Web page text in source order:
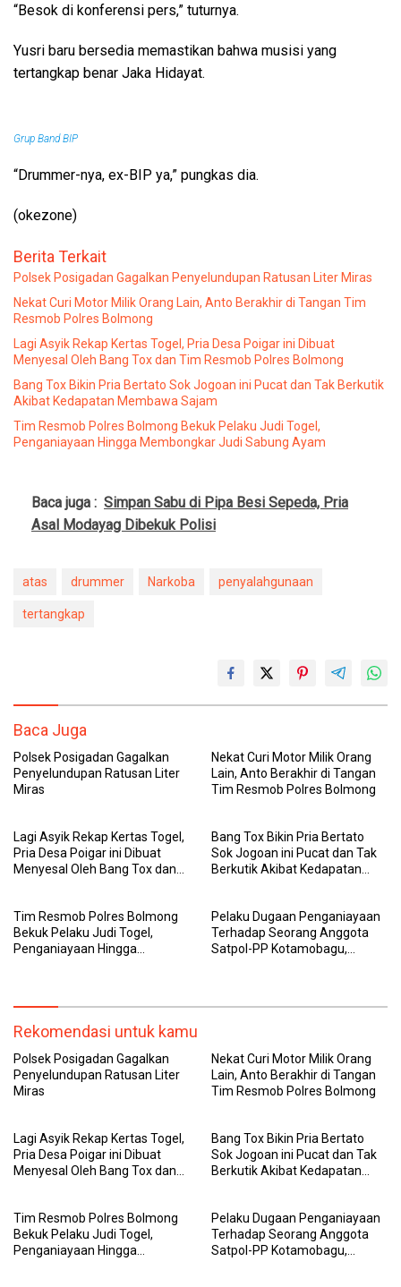
“Besok di konferensi pers,” tuturnya.
Yusri baru bersedia memastikan bahwa musisi yang
tertangkap benar Jaka Hidayat.
Grup Band BIP
“Drummer-nya, ex-BIP ya,” pungkas dia.
(okezone)
Berita Terkait
Polsek Posigadan Gagalkan Penyelundupan Ratusan Liter Miras
Nekat Curi Motor Milik Orang Lain, Anto Berakhir di Tangan Tim
Resmob Polres Bolmong
Lagi Asyik Rekap Kertas Togel, Pria Desa Poigar ini Dibuat
Menyesal Oleh Bang Tox dan Tim Resmob Polres Bolmong
Bang Tox Bikin Pria Bertato Sok Jogoan ini Pucat dan Tak Berkutik
Akibat Kedapatan Membawa Sajam
Tim Resmob Polres Bolmong Bekuk Pelaku Judi Togel,
Penganiayaan Hingga Membongkar Judi Sabung Ayam
Baca juga : Simpan Sabu di Pipa Besi Sepeda, Pria
Asal Modayag Dibekuk Polisi
atas drummer Narkoba penyalahgunaan
tertangkap
Baca Juga
Polsek Posigadan Gagalkan
Penyelundupan Ratusan Liter
Miras
Nekat Curi Motor Milik Orang
Lain, Anto Berakhir di Tangan
Tim Resmob Polres Bolmong
Lagi Asyik Rekap Kertas Togel,
Pria Desa Poigar ini Dibuat
Menyesal Oleh Bang Tox dan
Bang Tox Bikin Pria Bertato
Sok Jogoan ini Pucat dan Tak
Berkutik Akibat Kedapatan
Tim Resmob Polres Bolmong
Bekuk Pelaku Judi Togel,
Penganiayaan Hingga
Pelaku Dugaan Penganiayaan
Terhadap Seorang Anggota
Satpol-PP Kotamobagu,
Rekomendasi untuk kamu
Polsek Posigadan Gagalkan
Penyelundupan Ratusan Liter
Miras
Nekat Curi Motor Milik Orang
Lain, Anto Berakhir di Tangan
Tim Resmob Polres Bolmong
Lagi Asyik Rekap Kertas Togel,
Pria Desa Poigar ini Dibuat
Menyesal Oleh Bang Tox dan
Bang Tox Bikin Pria Bertato
Sok Jogoan ini Pucat dan Tak
Berkutik Akibat Kedapatan
Tim Resmob Polres Bolmong
Bekuk Pelaku Judi Togel,
Penganiayaan Hingga
Pelaku Dugaan Penganiayaan
Terhadap Seorang Anggota
Satpol-PP Kotamobagu,